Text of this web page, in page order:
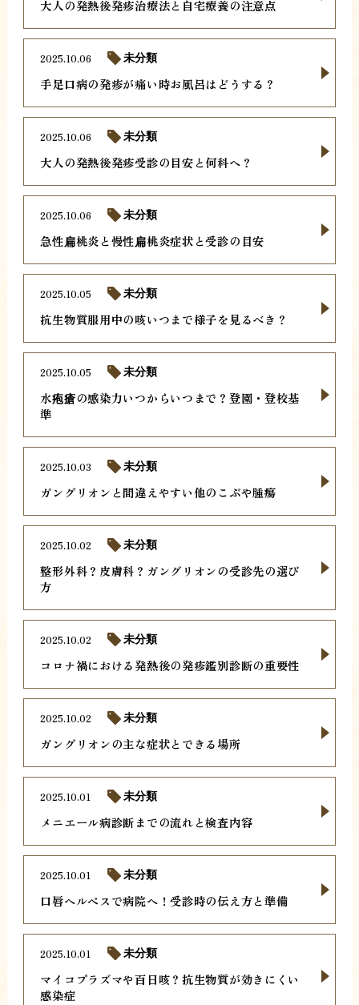
大人の発熱後発疹治療法と自宅療養の注意点
手足口病の発疹が痛い時お風呂はどうする？
2025.10.06 未分類
大人の発熱後発疹受診の目安と何科へ？
2025.10.06 未分類
急性扁桃炎と慢性扁桃炎症状と受診の目安
2025.10.06 未分類
抗生物質服用中の咳いつまで様子を見るべき？
2025.10.05 未分類
水疱瘡の感染力いつからいつまで？登園・登校基
準
2025.10.05 未分類
ガングリオンと間違えやすい他のこぶや腫瘍
2025.10.03 未分類
整形外科？皮膚科？ガングリオンの受診先の選び
方
2025.10.02 未分類
コロナ禍における発熱後の発疹鑑別診断の重要性
2025.10.02 未分類
ガングリオンの主な症状とできる場所
2025.10.02 未分類
メニエール病診断までの流れと検査内容
2025.10.01 未分類
口唇ヘルペスで病院へ！受診時の伝え方と準備
2025.10.01 未分類
マイコプラズマや百日咳？抗生物質が効きにくい
感染症
2025.10.01 未分類